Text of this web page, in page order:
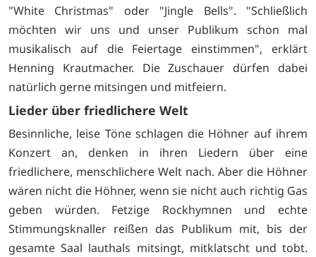
"White Christmas" oder "Jingle Bells". "Schließlich
möchten wir uns und unser Publikum schon mal
musikalisch auf die Feiertage einstimmen", erklärt
Henning Krautmacher. Die Zuschauer dürfen dabei
natürlich gerne mitsingen und mitfeiern.
Lieder über friedlichere Welt
Besinnliche, leise Töne schlagen die Höhner auf ihrem
Konzert an, denken in ihren Liedern über eine
friedlichere, menschlichere Welt nach. Aber die Höhner
wären nicht die Höhner, wenn sie nicht auch richtig Gas
geben würden. Fetzige Rockhymnen und echte
Stimmungsknaller reißen das Publikum mit, bis der
gesamte Saal lauthals mitsingt, mitklatscht und tobt.